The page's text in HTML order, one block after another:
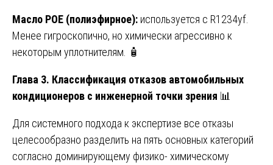
Масло POE (полиэфирное): используется с R1234yf.
Менее гигроскопично, но химически агрессивно к
некоторым уплотнителям. 🧴
Глава 3. Классификация отказов автомобильных
кондиционеров с инженерной точки зрения 📊
Для системного подхода к экспертизе все отказы
целесообразно разделить на пять основных категорий
согласно доминирующему физико- химическому